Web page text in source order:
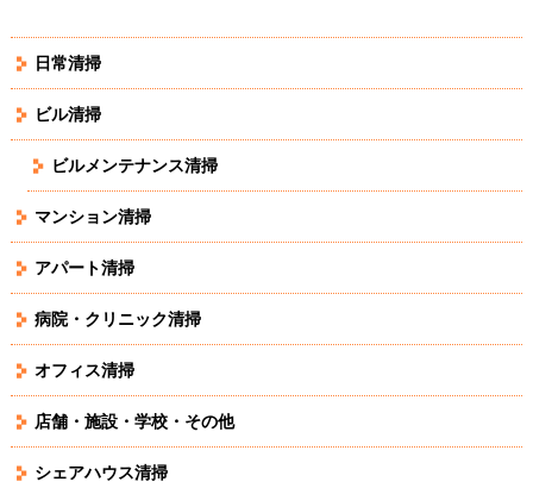
日常清掃
ビル清掃
ビルメンテナンス清掃
マンション清掃
アパート清掃
病院・クリニック清掃
オフィス清掃
店舗・施設・学校・その他
シェアハウス清掃